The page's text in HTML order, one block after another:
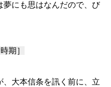
にも思はなんだので、び
期］
大本信条を訊く前に、立